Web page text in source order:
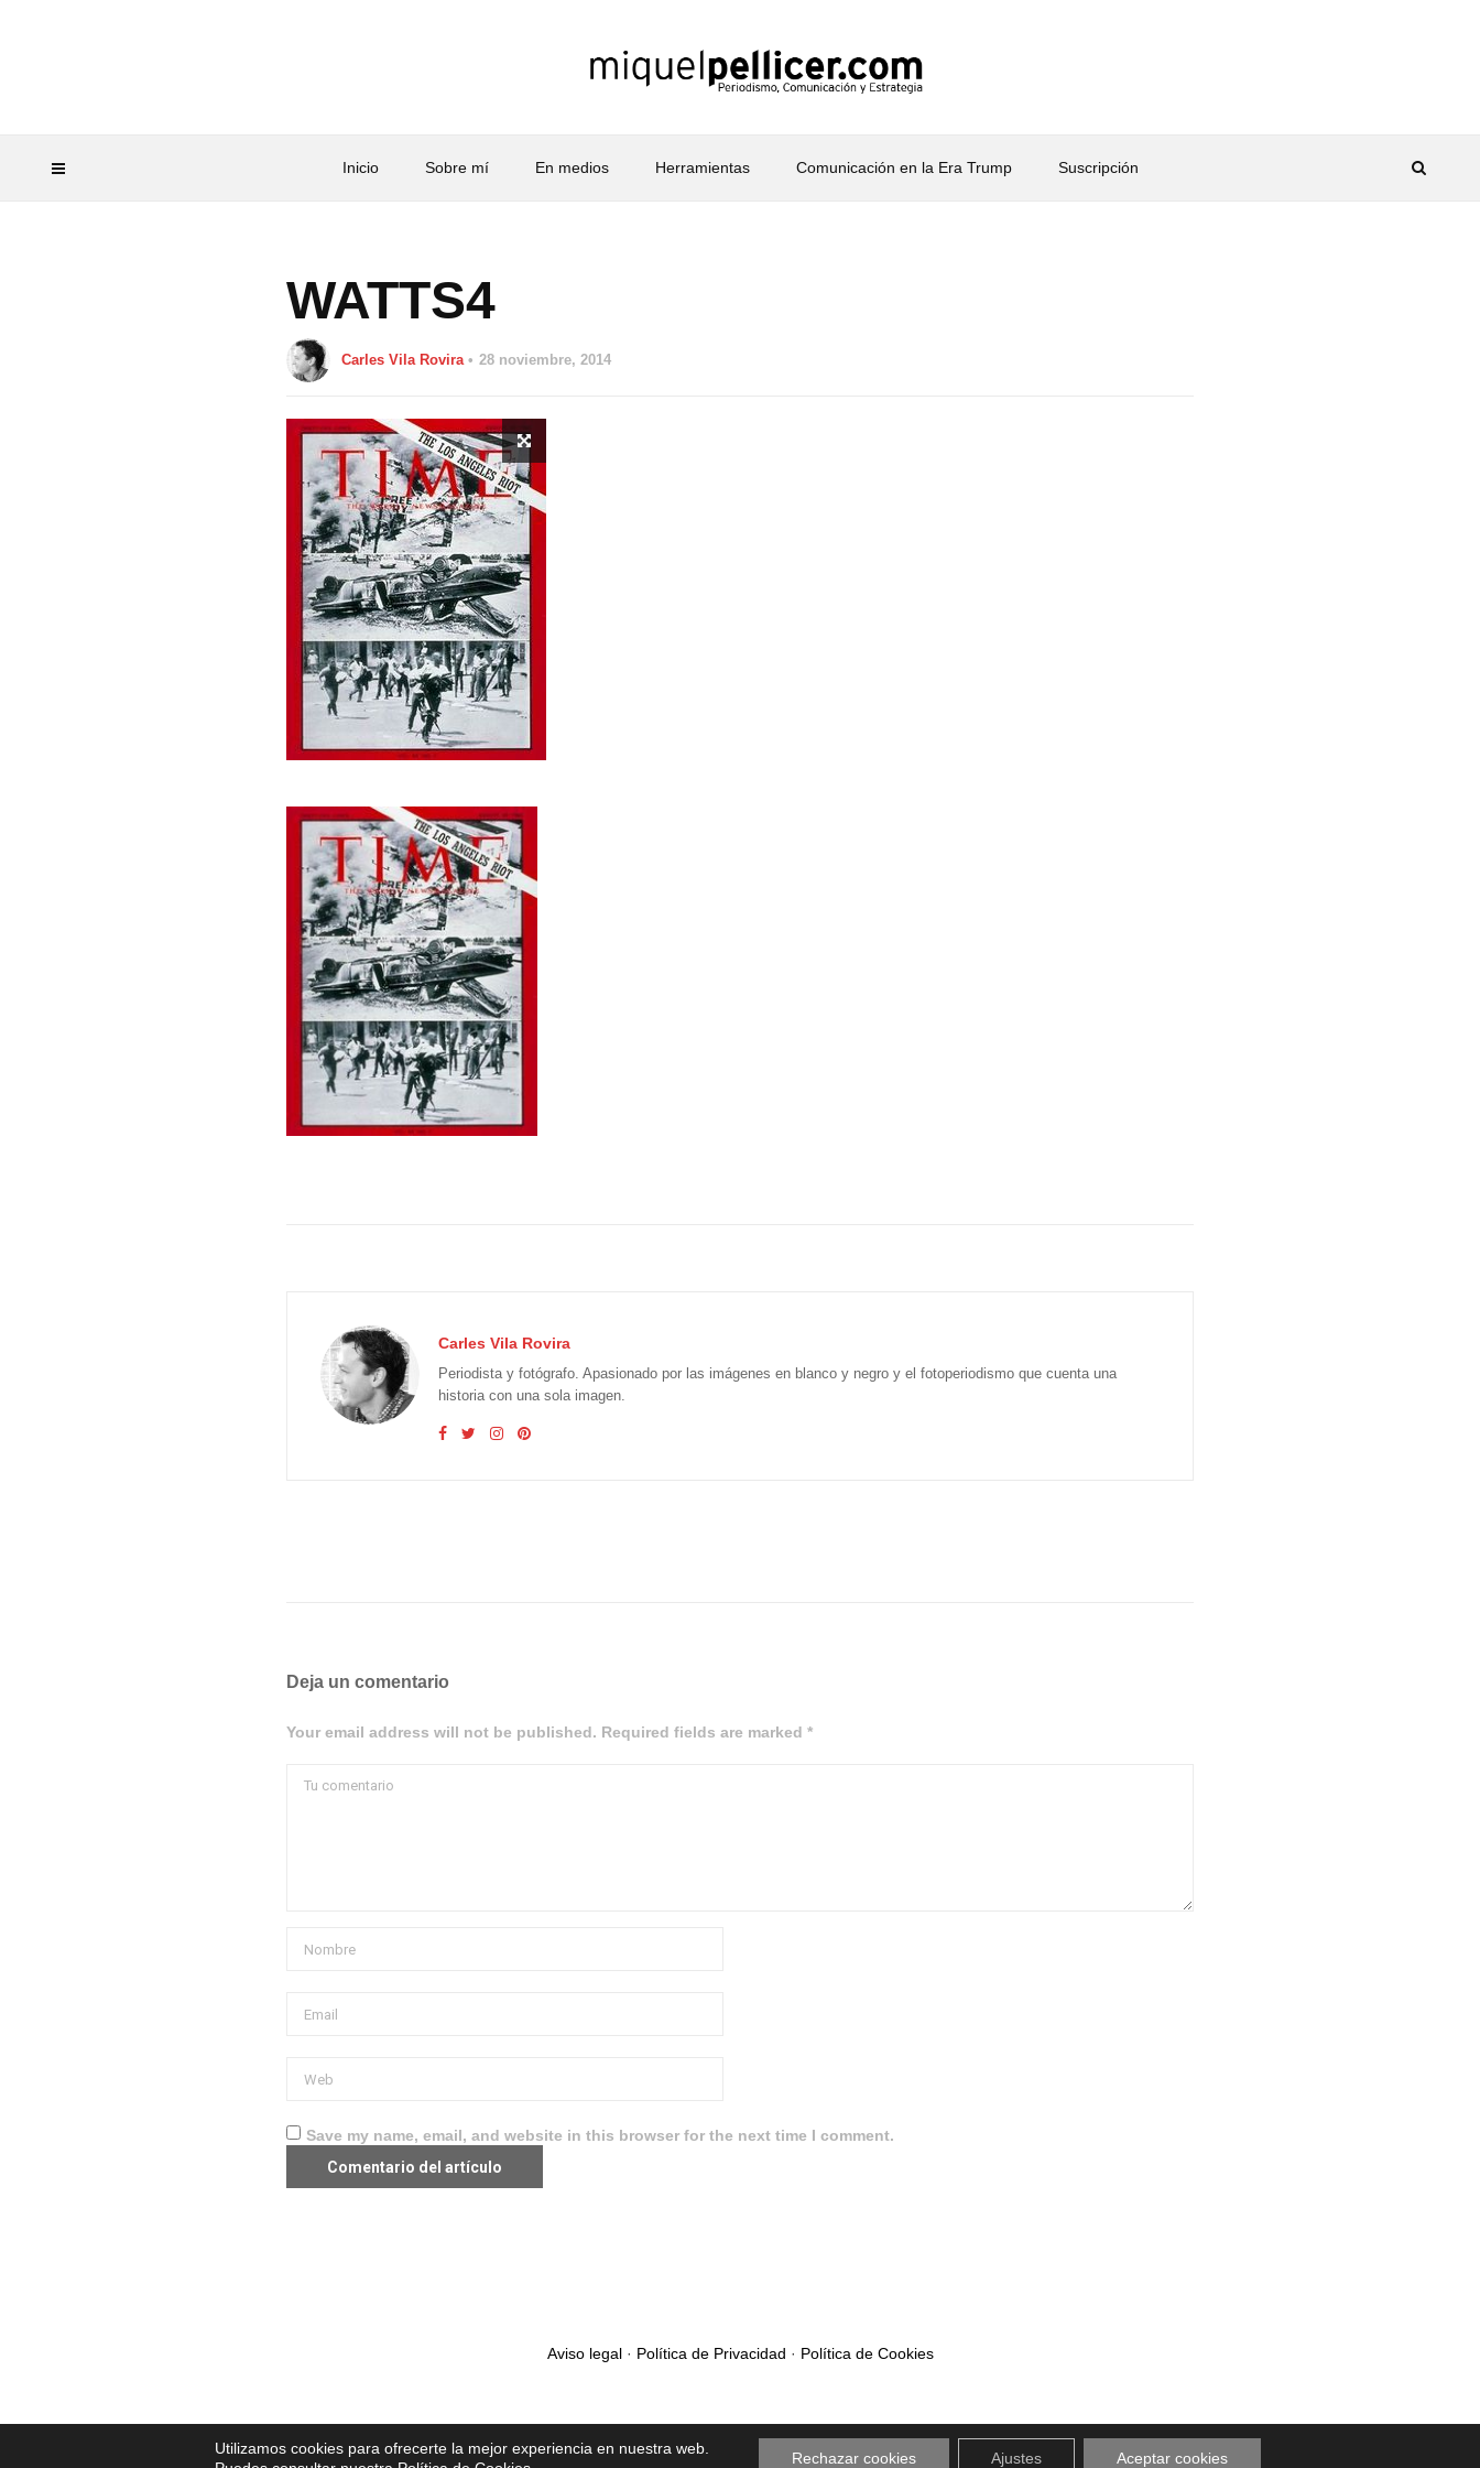
Inicio Sobre mí En medios Herramientas Comunicación en la Era Trump Suscripción
WATTS4
Carles Vila Rovira 28 noviembre, 2014
Carles Vila Rovira
Periodista y fotógrafo. Apasionado por las imágenes en blanco y negro y el fotoperiodismo que cuenta una
historia con una sola imagen.
Deja un comentario
Your email address will not be published. Required fields are marked *
Save my name, email, and website in this browser for the next time I comment.
Aviso legal· Política de Privacidad · Política de Cookies
Utilizamos cookies para ofrecerte la mejor experiencia en nuestra web.
Aceptar cookies
Rechazar cookies Ajustes